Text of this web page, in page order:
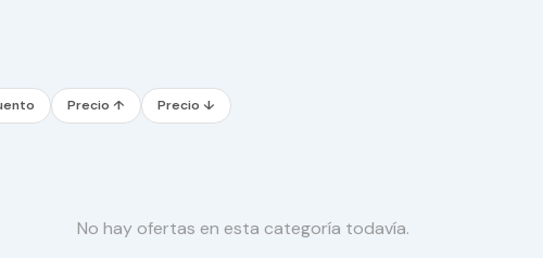
Precio ↑ Precio ↓
No hay ofertas en esta categoría todavía.